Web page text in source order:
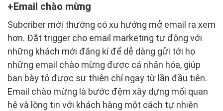
Email chào mừng
Subcriber mới thường có xu hướng mở email ra xem
hơn. Đặt trigger cho email marketing tự động với
những khách mới đăng kí để dễ dàng gửi tới họ
những email chào mừng được cá nhân hóa, giúp
bạn bày tỏ được sự thiện chí ngay từ lần đầu tiên.
Email chào mừng là bước đệm xây dựng mối quan
hệ và lòng tin với khách hàng một cách tự nhiên